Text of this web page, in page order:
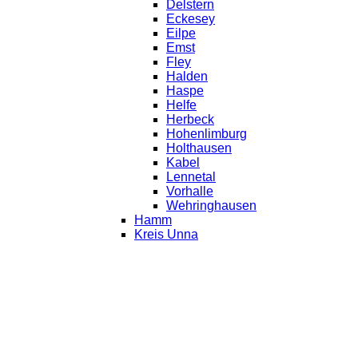
Delstern
Eckesey
Eilpe
Emst
Fley
Halden
Haspe
Helfe
Herbeck
Hohenlimburg
Holthausen
Kabel
Lennetal
Vorhalle
Wehringhausen
Hamm
Kreis Unna